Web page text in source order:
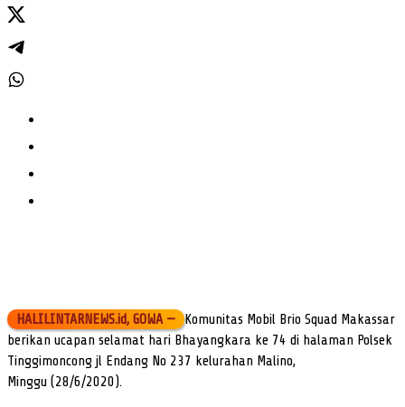
HALILINTARNEWS.id, GOWA — Komunitas Mobil Brio Squad Makassar
berikan ucapan selamat hari Bhayangkara ke 74 di halaman Polsek
Tinggimoncong jl Endang No 237 kelurahan Malino,
Minggu (28/6/2020).